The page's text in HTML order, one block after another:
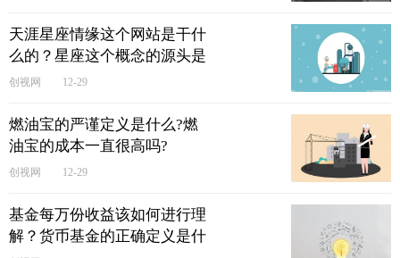
​天涯星座情缘这个网站是干什
么的？星座这个概念的源头是
什么?
创视网 12-29
燃油宝的严谨定义是什么?燃
油宝的成本一直很高吗?
创视网 12-29
基金每万份收益该如何进行理
解？货币基金的正确定义是什